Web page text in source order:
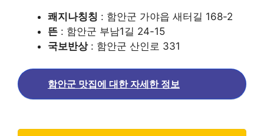
쾌지나칭칭 : 함안군 가야읍 새터길 168-2
뜬 : 함안군 부남1길 24-15
국보반상: 함안군 산인로 331
함안군 맛집에 대한 자세한 정보